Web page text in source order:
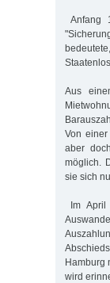
Anfang
Aus
Von
aber
möglich.
sie sich
Im
Hamburg
wird